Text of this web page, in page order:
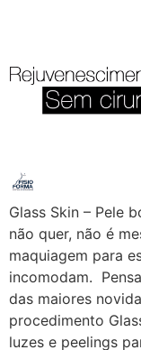
Glass Skin – Pele
não quer, não é
maquiagem para
incomodam.
das maiores
procedimento
luzes e peelings